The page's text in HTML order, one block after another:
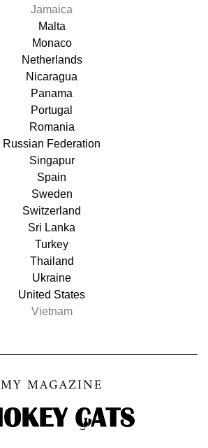
Jamaica
Malta
Monaco
Netherlands
Nicaragua
Panama
Portugal
Romania
Russian Federation
Singapur
Spain
Sweden
Switzerland
Sri Lanka
Turkey
Thailand
Ukraine
United States
Vietnam
MY MAGAZINE